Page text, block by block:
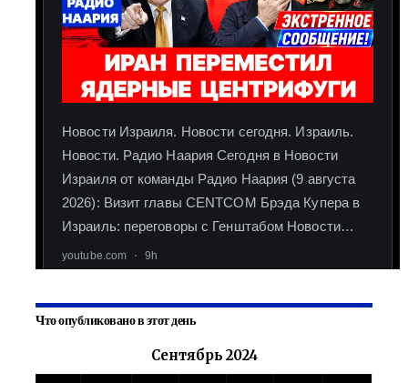
Что опубликовано в этот день
Сентябрь 2024